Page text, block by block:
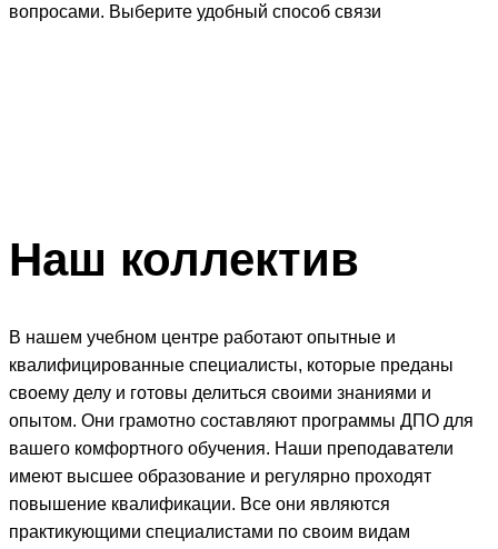
вопросами. Выберите удобный способ связи
Наш коллектив
В нашем учебном центре работают опытные и
квалифицированные специалисты, которые преданы
своему делу и готовы делиться своими знаниями и
опытом. Они грамотно составляют программы ДПО для
вашего комфортного обучения. Наши преподаватели
имеют высшее образование и регулярно проходят
повышение квалификации. Все они являются
практикующими специалистами по своим видам